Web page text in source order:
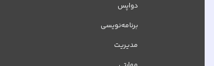
دواپس
برنامه‌نویسی
مدیریت